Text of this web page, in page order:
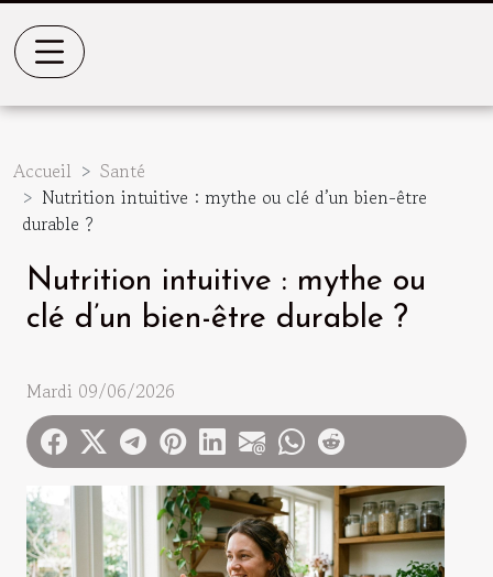
Accueil
Santé
Nutrition intuitive : mythe ou clé d’un bien-être
durable ?
Nutrition intuitive : mythe ou
clé d’un bien-être durable ?
Mardi 09/06/2026